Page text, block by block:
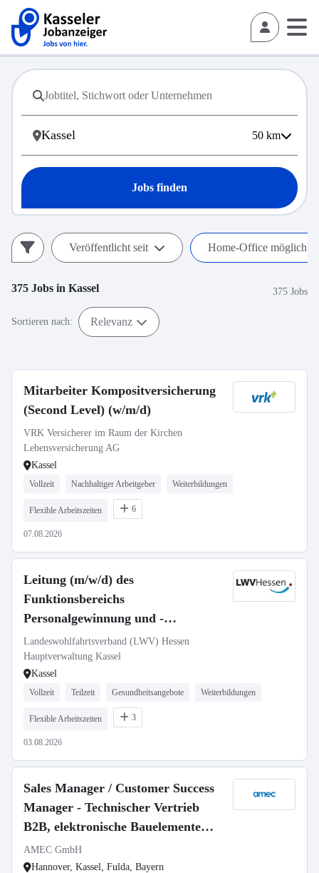
50 km
Jobs finden
Veröffentlicht seit Home-Office möglich
375 Jobs in Kassel 375 Jobs
Sortieren nach: Relevanz
Mitarbeiter Kompositversicherung
(Second Level) (w/m/d)
VRK Versicherer im Raum der Kirchen
Lebensversicherung AG
Kassel
Vollzeit Nachhaltiger Arbeitgeber Weiterbildungen
Flexible Arbeitszeiten 6
07.08.2026
Leitung (m/w/d) des
Funktionsbereichs
Personalgewinnung und -
entwicklung, BGM
Landeswohlfahrtsverband (LWV) Hessen
Hauptverwaltung Kassel
Kassel
Vollzeit Teilzeit Gesundheitsangebote Weiterbildungen
Flexible Arbeitszeiten 3
03.08.2026
Sales Manager / Customer Success
Manager - Technischer Vertrieb
B2B, elektronische Bauelemente
(m/w/d)
AMEC GmbH
Hannover, Kassel, Fulda, Bayern